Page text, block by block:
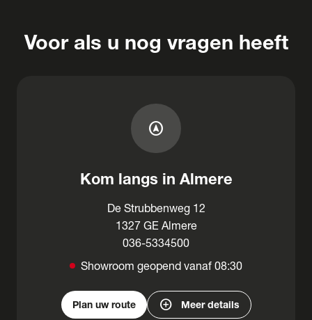
Voor als u nog vragen heeft
assistant_navigation
Kom langs in Almere
De Strubbenweg 12
1327 GE Almere
036-5334500
Showroom geopend vanaf 08:30
Plan uw route add_circle Meer details